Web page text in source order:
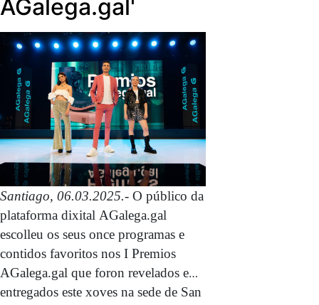
AGalega.gal'
Santiago, 06.03.2025.- O público da
plataforma dixital AGalega.gal
escolleu os seus once programas e
contidos favoritos nos I Premios
AGalega.gal que foron revelados e
entregados este xoves na sede de San